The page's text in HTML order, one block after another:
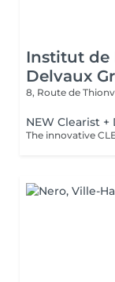
Institut de
Delvaux
8, Route de
NEW Clearist